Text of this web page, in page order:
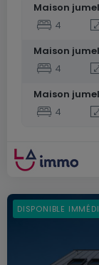
Maison
4
Maison
4
Maison
4
DISPONIBLE